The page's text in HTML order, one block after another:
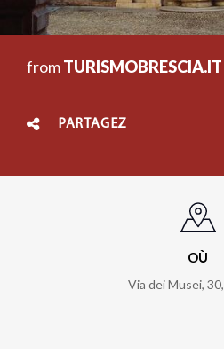
fromTURISMOBRESCIA.IT
PARTAGEZ
OÙ
Via dei Musei, 30,